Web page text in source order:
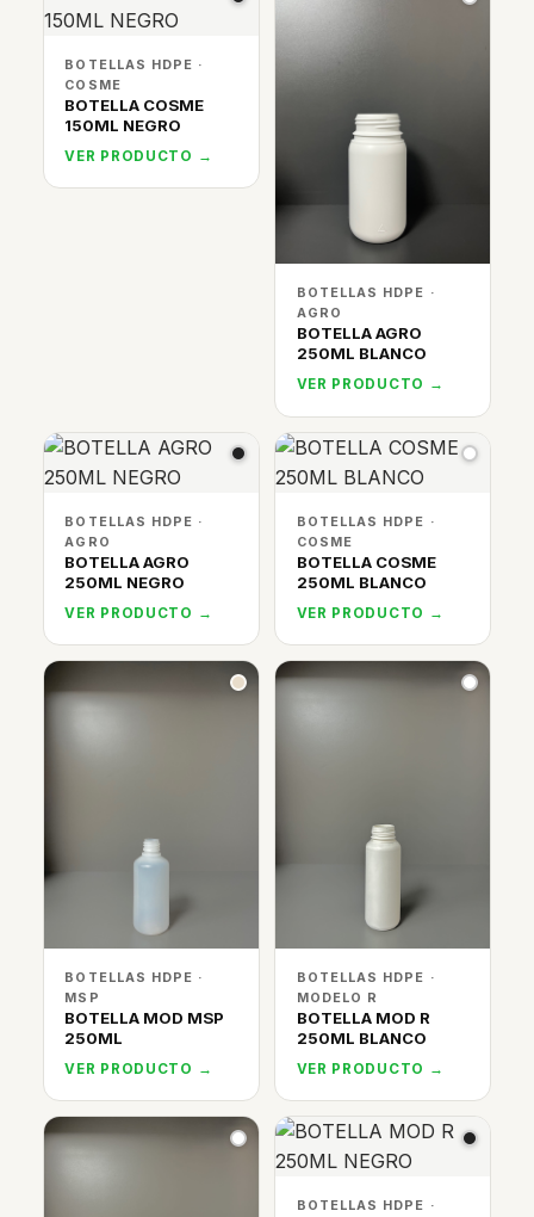
BOTELLAS HDPE ·
COSME
BOTELLA COSME
150ML NEGRO
VER PRODUCTO →
BOTELLAS HDPE ·
AGRO
BOTELLA AGRO
250ML BLANCO
VER PRODUCTO →
BOTELLAS HDPE ·
AGRO
BOTELLA AGRO
250ML NEGRO
VER PRODUCTO →
BOTELLAS HDPE ·
COSME
BOTELLA COSME
250ML BLANCO
VER PRODUCTO →
BOTELLAS HDPE ·
MSP
BOTELLA MOD MSP
250ML
VER PRODUCTO →
BOTELLAS HDPE ·
MODELO R
BOTELLA MOD R
250ML BLANCO
VER PRODUCTO →
BOTELLAS HDPE ·